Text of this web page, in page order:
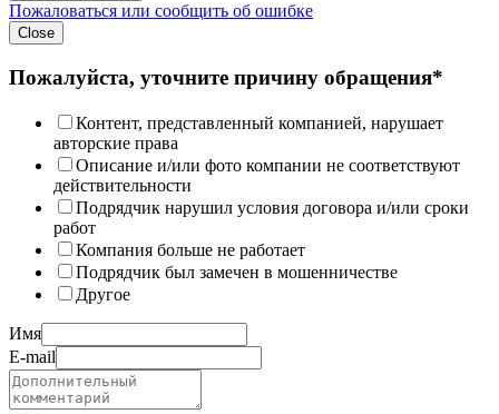
Пожаловаться или сообщить об ошибке
Close
Пожалуйста, уточните причину обращения*
Контент, представленный компанией, нарушает
авторские права
Описание и/или фото компании не соответствуют
действительности
Подрядчик нарушил условия договора и/или сроки
работ
Компания больше не работает
Подрядчик был замечен в мошенничестве
Другое
Имя
E-mail